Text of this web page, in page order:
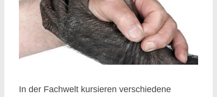
In der Fachwelt kursieren verschiedene